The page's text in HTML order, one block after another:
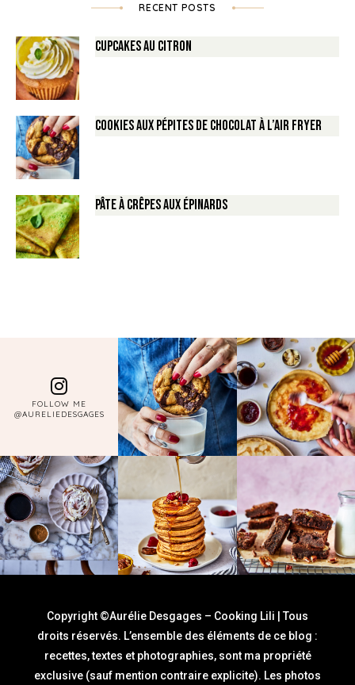
RECENT POSTS
Cupcakes au Citron
Cookies aux pépites de Chocolat à l’air fryer
Pâte à crêpes aux épinards
FOLLOW ME
@AURELIEDESGAGES
Copyright ©Aurélie Desgages – Cooking Lili | Tous
droits réservés. L’ensemble des éléments de ce blog :
recettes, textes et photographies, sont ma propriété
exclusive (sauf mention contraire explicite). Les photos